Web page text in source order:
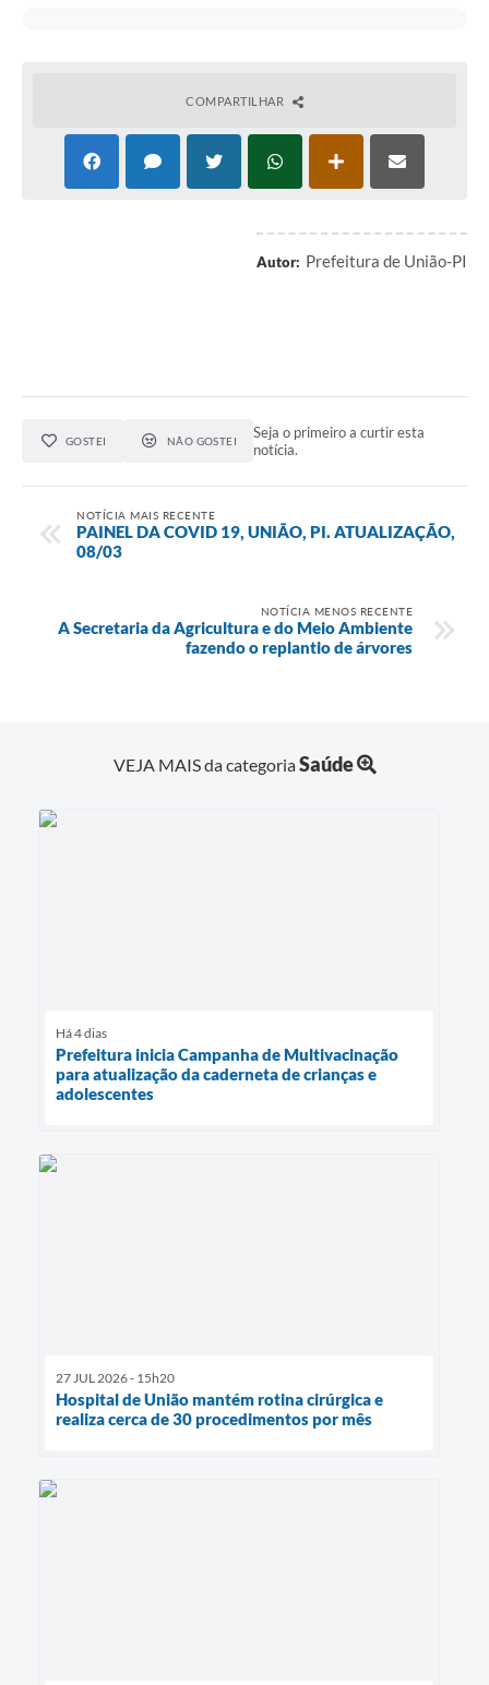
COMPARTILHAR
Autor: Prefeitura de União-PI
GOSTEI NÃO GOSTEI
Seja o primeiro a curtir esta
notícia.
NOTÍCIA MAIS RECENTE
PAINEL DA COVID 19, UNIÃO, PI. ATUALIZAÇÃO,
08/03
NOTÍCIA MENOS RECENTE
A Secretaria da Agricultura e do Meio Ambiente
fazendo o replantio de árvores
VEJA MAIS da categoriaSaúde
Há 4 dias
Prefeitura inicia Campanha de Multivacinação
para atualização da caderneta de crianças e
adolescentes
27 JUL 2026 - 15h20
Hospital de União mantém rotina cirúrgica e
realiza cerca de 30 procedimentos por mês